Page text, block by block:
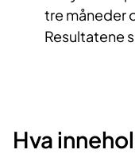
tre måneder
Resultatene
Hva